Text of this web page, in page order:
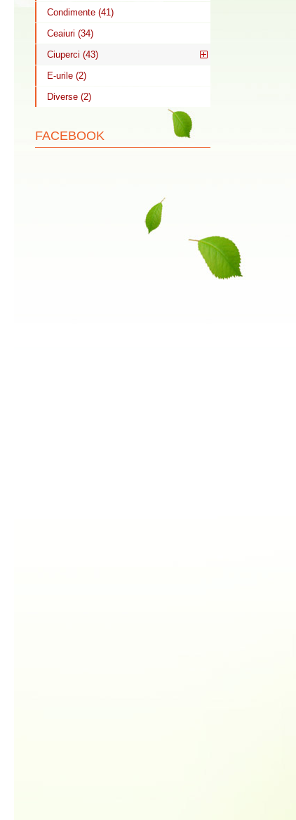
Condimente (41)
Ceaiuri (34)
Ciuperci (43)
E-urile (2)
Diverse (2)
FACEBOOK